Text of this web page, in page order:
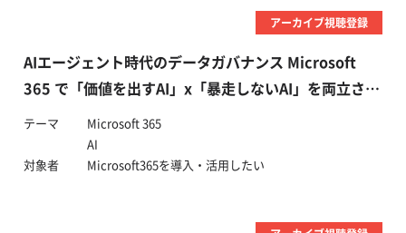
アーカイブ視聴登録
AIエージェント時代のデータガバナンス Microsoft
365 で「価値を出すAI」x「暴走しないAI」を両立させ
るためには？
テーマ
Microsoft 365
AI
対象者
Microsoft365を導入・活用したい